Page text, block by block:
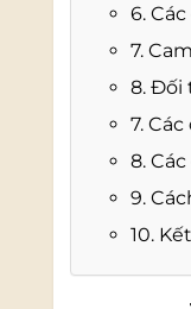
6.
7.
8. Đối
7.
8.
9.
10.